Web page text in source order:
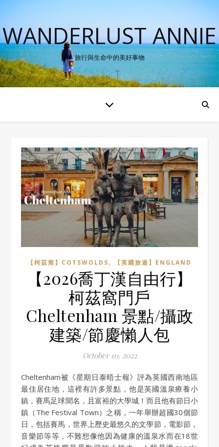
WANDERLUST ANNIE
旅行與生命中的美好事物
【柯茲窩】COTSWOLDS, 【英國旅遊】ENGLAND
【2026喬丁漢自由行】
柯茲窩門戶
Cheltenham 景點/攝政
建築/節慶懶人包
October 10, 2022
Cheltenham被《星期日泰晤士報》評為英國西南地區
最佳居住地，這裡有許多景點，他是英國溫泉療養小
鎮，賽馬足球聞名，且富裕的大學城！而且他有節日小
鎮（The Festival Town）之稱，一年舉辦超國30個節
日，包括賽馬，世界上歷史最悠久的文學節，電影節，
音樂節等等，不難想像他因為健康的溫泉水而在18世